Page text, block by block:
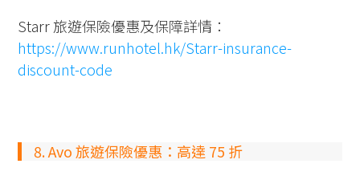
Starr 旅遊保險優惠及保障詳情：
https://www.runhotel.hk/Starr-insurance-
discount-code
8. Avo 旅遊保險優惠：高達 75 折